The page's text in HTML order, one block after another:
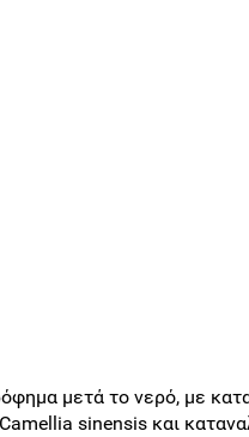
μετά το νερό, με
sinensis και